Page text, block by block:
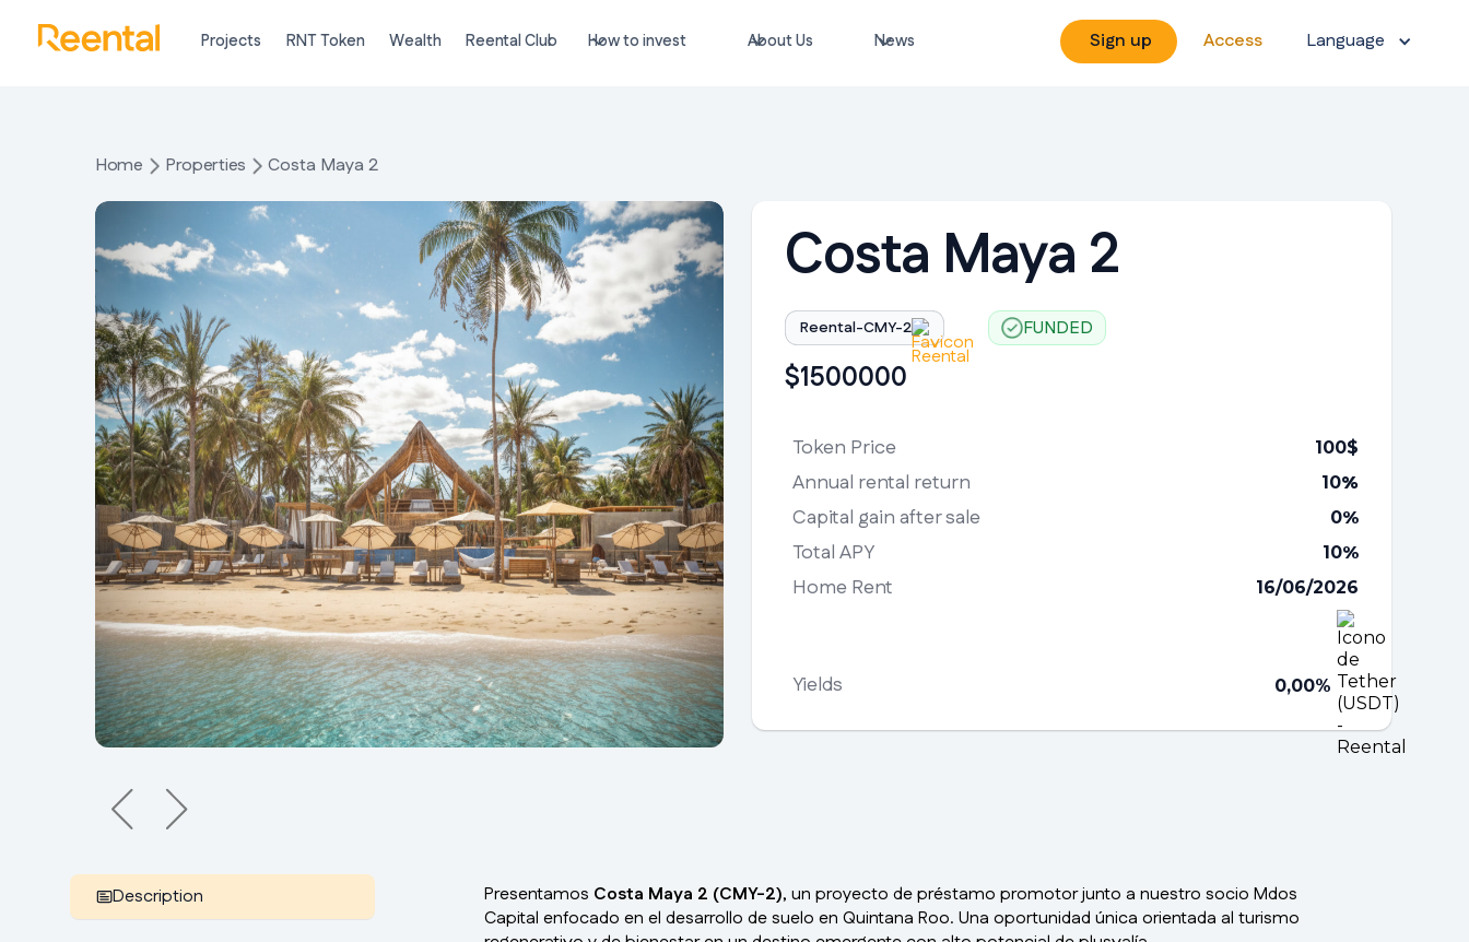
Projects RNT Token Wealth Reental Club How to invest About Us News Sign up Access Language
Home Properties Costa Maya 2
Costa Maya 2
Reental-CMY-2 FUNDED
$1500000
Token Price 100$
Annual rental return 10%
Capital gain after sale 0%
Total APY 10%
Home Rent 16/06/2026
Yields 0,00%
Description Presentamos Costa Maya 2 (CMY-2), un proyecto de préstamo promotor junto a nuestro socio Mdos
Capital enfocado en el desarrollo de suelo en Quintana Roo. Una oportunidad única orientada al turismo